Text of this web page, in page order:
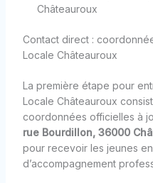
Châteauroux
Contact direct :
Locale Châteauroux
La première étape pour
Locale Châteauroux
coordonnées officielles à
rue Bourdillon, 36000
pour recevoir les jeunes
d’accompagnement